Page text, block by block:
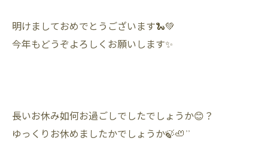
明けましておめでとうございます🐍💚
今年もどうぞよろしくお願いします✨
長いお休み如何お過ごしでしたでしょうか😊？
ゆっくりお休めましたかでしょうか🍃🦥 ͗ ͗